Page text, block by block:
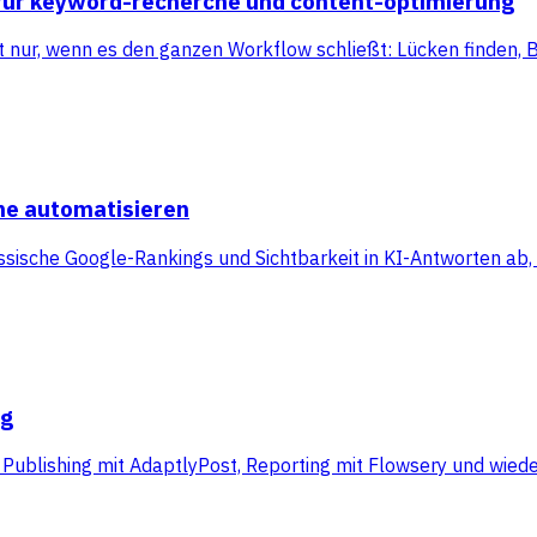
wenn es den ganzen Workflow schließt: Lücken finden,
automatisieren
Google-Rankings und Sichtbarkeit in KI-Antworten
mit AdaptlyPost, Reporting mit Flowsery und